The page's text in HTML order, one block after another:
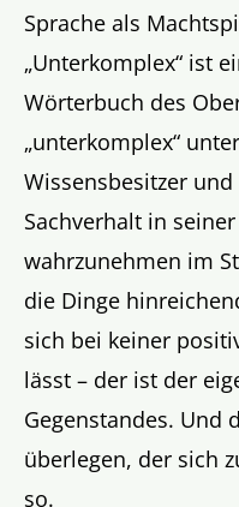
Sprache als
„Unterkomplex“ ist
Wörterbuch des
„unterkomplex“
Wissensbesitzer
Sachverhalt in
wahrzunehmen im
die Dinge
sich bei keiner
lässt – der ist der
Gegenstandes. Und
überlegen, der sich
so.